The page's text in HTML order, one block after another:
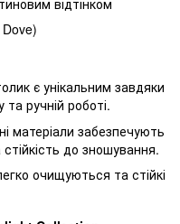
відтінком
є унікальним завдяки
ручній роботі.
матеріали забезпечують
до зношування.
очищуються та стійкі